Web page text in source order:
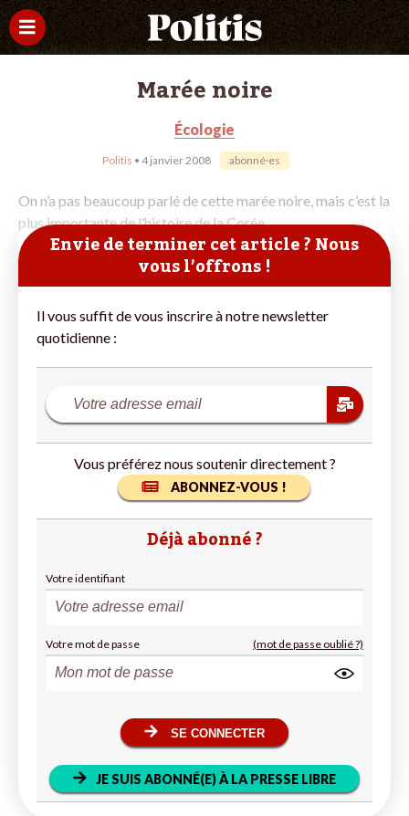
Marée noire
Écologie
Politis • 4 janvier 2008 abonné·es
On n’a pas beaucoup parlé de cette marée noire, mais c’est la
plus importante de l’histoire de la Corée
Envie de terminer cet article ? Nous
vous l’offrons !
Il vous suffit de vous inscrire à notre newsletter
quotidienne :
Vous préférez nous soutenir directement ?
ABONNEZ-VOUS !
Déjà abonné ?
Votre identifiant
Votre mot de passe (mot de passe oublié ?)
SE CONNECTER
JE SUIS ABONNÉ(E) À LA PRESSE LIBRE